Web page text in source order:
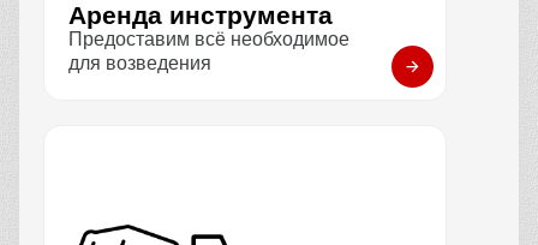
Аренда инструмента
Предоставим всё необходимое
для возведения